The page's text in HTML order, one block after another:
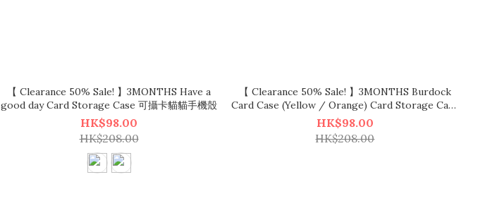
【 Clearance 50% Sale! 】3MONTHS Have a
good day Card Storage Case 可攝卡貓貓手機殼
HK$98.00
HK$208.00
【 Clearance 50% Sale! 】3MONTHS Burdock
Card Case (Yellow / Orange) Card Storage Case
可攝卡貓貓手機殼
HK$98.00
HK$208.00